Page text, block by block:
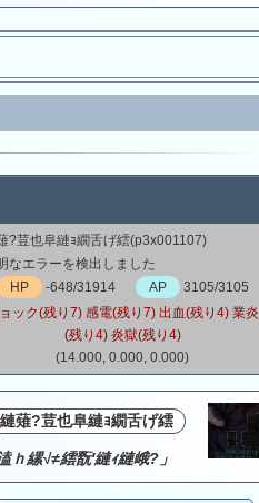
?荳也阜縺ｮ繝舌げ繧(p3x001107)
なエラーを検出しました
HP
-648/31914 AP
3105/3105
ック(残り7) 感電(残り7) 出血(残り4) 業炎
(残り4) 炎獄(残り4)
(14.000, 0.000, 0.000)
縺薙?荳也阜縺ｮ繝舌げ繧
ｈ縲√≠繧翫′縺ｨ縺峨?」